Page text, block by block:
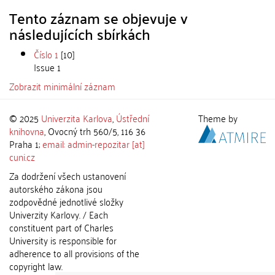
Tento záznam se objevuje v
následujících sbírkách
Číslo 1 [10]
Issue 1
Zobrazit minimální záznam
© 2025 Univerzita Karlova,Ústřední
knihovna, Ovocný trh 560/5, 116 36
Praha 1;email: admin-repozitar [at]
cuni.cz
Za dodržení všech ustanovení
autorského zákona jsou
zodpovědné jednotlivé složky
Univerzity Karlovy. / Each
constituent part of Charles
University is responsible for
adherence to all provisions of the
copyright law.
Theme by